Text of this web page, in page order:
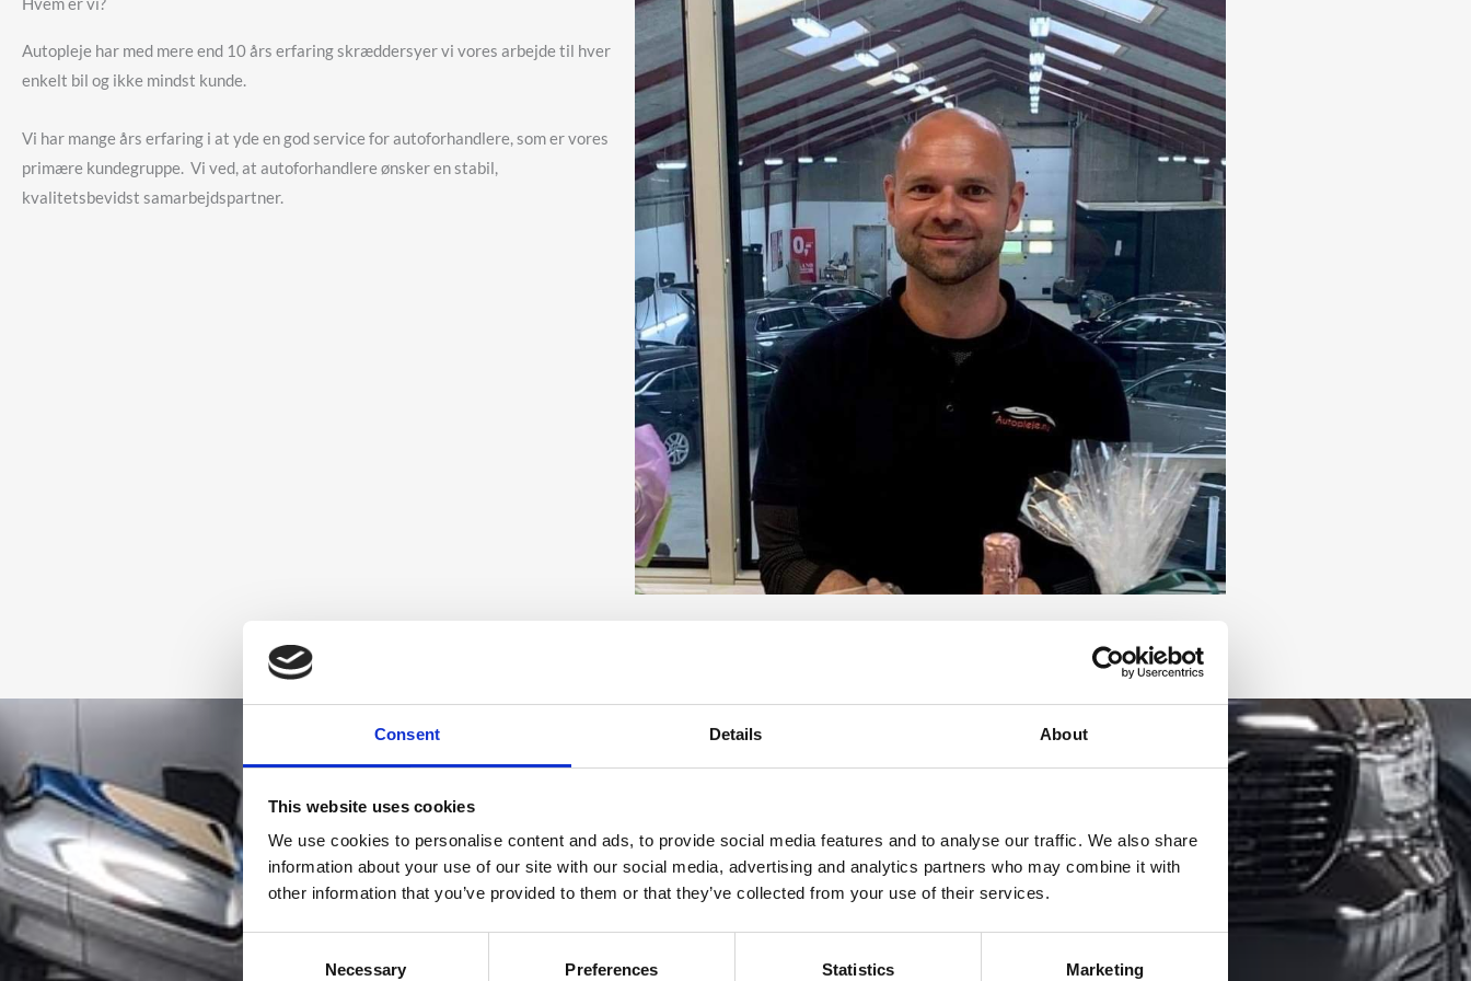
Consent Details About
This website uses cookies
We use cookies to personalise content and ads, to provide social media features and to analyse our traffic. We also share
information about your use of our site with our social media, advertising and analytics partners who may combine it with
other information that you’ve provided to them or that they’ve collected from your use of their services.
Consent
Necessary Preferences Statistics Marketing
Autopleje har med mere end 10 års erfaring skræddersyer vi vores arbejde til hver
enkelt bil og ikke mindst kunde.
Vi har mange års erfaring i at yde en god service for autoforhandlere, som er vores
primære kundegruppe. Vi ved, at autoforhandlere ønsker en stabil,
kvalitetsbevidst samarbejdspartner.
Kontakt os og hør mere eller book din tid nu